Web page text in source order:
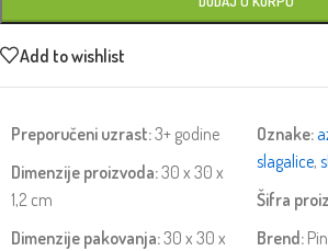
Add to wishlist
Preporučeni uzrast:3+ godine
Dimenzije proizvoda:30 x 30 x
1,2 cm
Dimenzije pakovanja:30 x 30 x
Oznake:
slagalice,
Šifra
Brend: